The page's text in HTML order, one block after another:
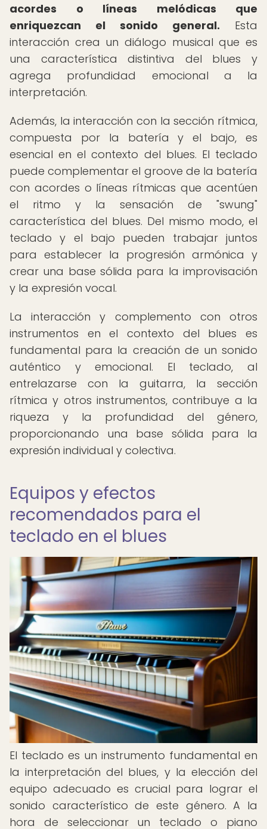
acordes o líneas melódicas que
enriquezcan el sonido general. Esta
interacción crea un diálogo musical que es
una característica distintiva del blues y
agrega profundidad emocional a la
interpretación.
Además, la interacción con la sección rítmica,
compuesta por la batería y el bajo, es
esencial en el contexto del blues. El teclado
puede complementar el groove de la batería
con acordes o líneas rítmicas que acentúen
el ritmo y la sensación de "swung"
característica del blues. Del mismo modo, el
teclado y el bajo pueden trabajar juntos
para establecer la progresión armónica y
crear una base sólida para la improvisación
y la expresión vocal.
La interacción y complemento con otros
instrumentos en el contexto del blues es
fundamental para la creación de un sonido
auténtico y emocional. El teclado, al
entrelazarse con la guitarra, la sección
rítmica y otros instrumentos, contribuye a la
riqueza y la profundidad del género,
proporcionando una base sólida para la
expresión individual y colectiva.
Equipos y efectos
recomendados para el
teclado en el blues
El teclado es un instrumento fundamental en
la interpretación del blues, y la elección del
equipo adecuado es crucial para lograr el
sonido característico de este género. A la
hora de seleccionar un teclado o piano